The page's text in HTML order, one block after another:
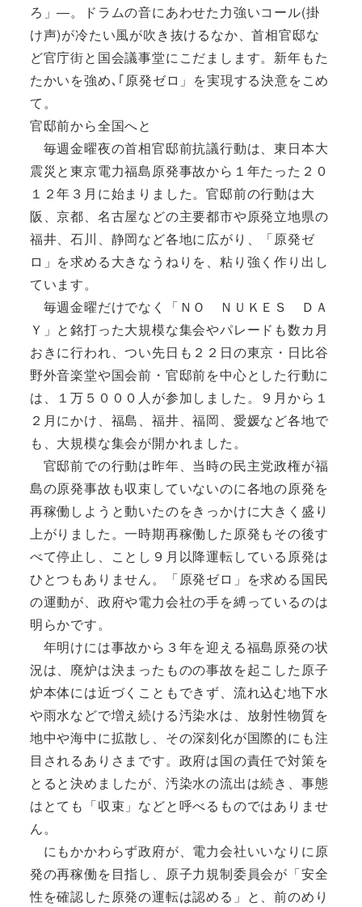
ろ」―。ドラムの音にあわせた力強いコール(掛
け声)が冷たい風が吹き抜けるなか、首相官邸な
ど官庁街と国会議事堂にこだまします。新年もた
たかいを強め､｢原発ゼロ」を実現する決意をこめ
て。
官邸前から全国へと
毎週金曜夜の首相官邸前抗議行動は、東日本大
震災と東京電力福島原発事故から１年たった２０
１２年３月に始まりました。官邸前の行動は大
阪、京都、名古屋などの主要都市や原発立地県の
福井、石川、静岡など各地に広がり、「原発ゼ
ロ」を求める大きなうねりを、粘り強く作り出し
ています。
毎週金曜だけでなく「ＮＯ ＮＵＫＥＳ ＤＡ
Ｙ」と銘打った大規模な集会やパレードも数カ月
おきに行われ、つい先日も２２日の東京・日比谷
野外音楽堂や国会前・官邸前を中心とした行動に
は、１万５０００人が参加しました。９月から１
２月にかけ、福島、福井、福岡、愛媛など各地で
も、大規模な集会が開かれました。
官邸前での行動は昨年、当時の民主党政権が福
島の原発事故も収束していないのに各地の原発を
再稼働しようと動いたのをきっかけに大きく盛り
上がりました。一時期再稼働した原発もその後す
べて停止し、ことし９月以降運転している原発は
ひとつもありません。「原発ゼロ」を求める国民
の運動が、政府や電力会社の手を縛っているのは
明らかです。
年明けには事故から３年を迎える福島原発の状
況は、廃炉は決まったものの事故を起こした原子
炉本体には近づくこともできず、流れ込む地下水
や雨水などで増え続ける汚染水は、放射性物質を
地中や海中に拡散し、その深刻化が国際的にも注
目されるありさまです。政府は国の責任で対策を
とると決めましたが、汚染水の流出は続き、事態
はとても「収束」などと呼べるものではありませ
ん。
にもかかわらず政府が、電力会社いいなりに原
発の再稼働を目指し、原子力規制委員会が「安全
性を確認した原発の運転は認める」と、前のめり